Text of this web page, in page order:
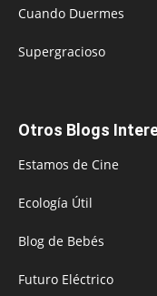
Cuando Duermes
Supergracioso
Otros Blogs
Estamos de Cine
Ecología Útil
Blog de Bebés
Futuro Eléctrico